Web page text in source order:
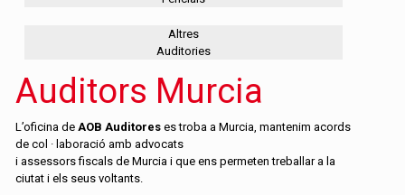
Altres
Auditories
Auditors Murcia
L’oficina de AOB Auditores es troba a Murcia, mantenim acords
de col · laboració amb advocats
i assessors fiscals de Murcia i que ens permeten treballar a la
ciutat i els seus voltants.